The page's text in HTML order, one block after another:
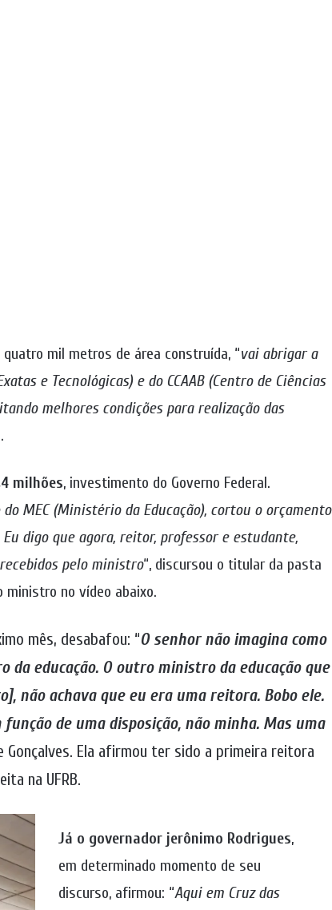
mil metros de área construída, “vai abrigar a
e Tecnológicas) e do CCAAB (Centro de Ciências
melhores condições para realização das
milhões, investimento do Governo Federal.
MEC (Ministério da Educação), cortou o orçamento
digo que agora, reitor, professor e estudante,
pelo ministro“, discursou o titular da pasta
ministro no vídeo abaixo.
mês, desabafou: “O senhor não imagina como
educação. O outro ministro da educação que
não achava que eu era uma reitora. Bobo ele.
de uma disposição, não minha. Mas uma
Gonçalves. Ela afirmou ter sido a primeira reitora
na UFRB.
Já o governador jerônimo Rodrigues,
em determinado momento de seu
discurso, afirmou: “Aqui em Cruz das